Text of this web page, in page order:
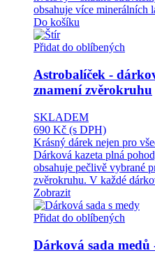
obsahuje více minerálních
Do košíku
Přidat do oblíbených
Astrobalíček -
znamení zvěrokruhu
SKLADEM
690 Kč (s DPH)
Krásný dárek nejen pro
Dárková kazeta plná
obsahuje pečlivě vybrané
zvěrokruhu. V každé
Zobrazit
Přidat do oblíbených
Dárková sada